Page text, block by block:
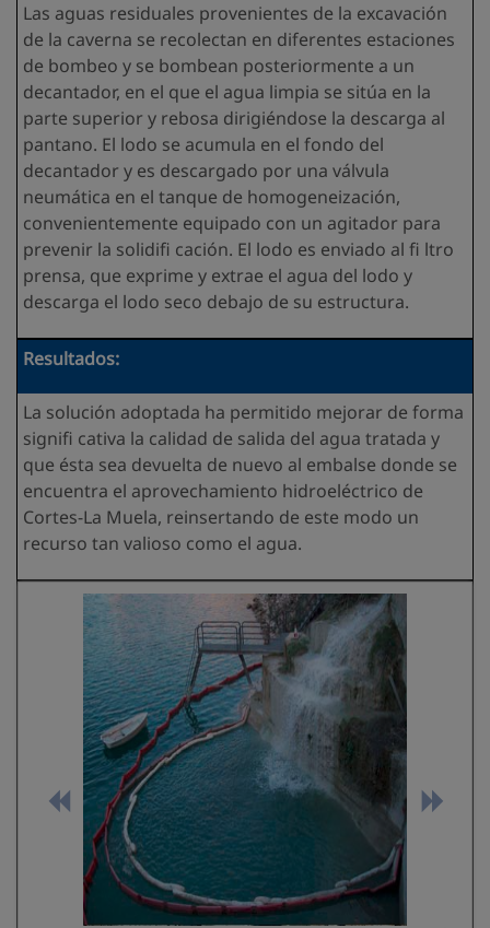
Las aguas residuales provenientes de la excavación
de la caverna se recolectan en diferentes estaciones
de bombeo y se bombean posteriormente a un
decantador, en el que el agua limpia se sitúa en la
parte superior y rebosa dirigiéndose la descarga al
pantano. El lodo se acumula en el fondo del
decantador y es descargado por una válvula
neumática en el tanque de homogeneización,
convenientemente equipado con un agitador para
prevenir la solidifi cación. El lodo es enviado al fi ltro
prensa, que exprime y extrae el agua del lodo y
descarga el lodo seco debajo de su estructura.
Resultados:
La solución adoptada ha permitido mejorar de forma
signifi cativa la calidad de salida del agua tratada y
que ésta sea devuelta de nuevo al embalse donde se
encuentra el aprovechamiento hidroeléctrico de
Cortes-La Muela, reinsertando de este modo un
recurso tan valioso como el agua.